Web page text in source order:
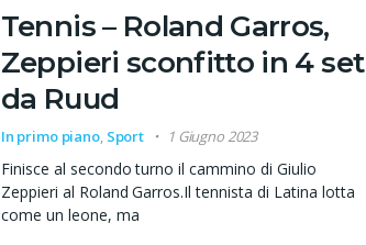
Tennis – Roland Garros,
Zeppieri sconfitto in 4 set
da Ruud
In primo piano, Sport 1 Giugno 2023
Finisce al secondo turno il cammino di Giulio
Zeppieri al Roland Garros.Il tennista di Latina lotta
come un leone, ma